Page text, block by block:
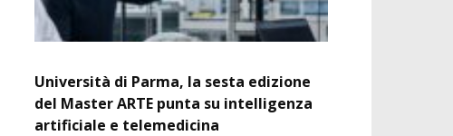
Università di Parma, la sesta edizione
del Master ARTE punta su intelligenza
artificiale e telemedicina